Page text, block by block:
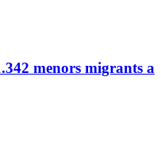
menors migrants a